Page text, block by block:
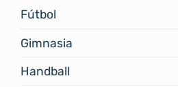
Fútbol
Gimnasia
Handball